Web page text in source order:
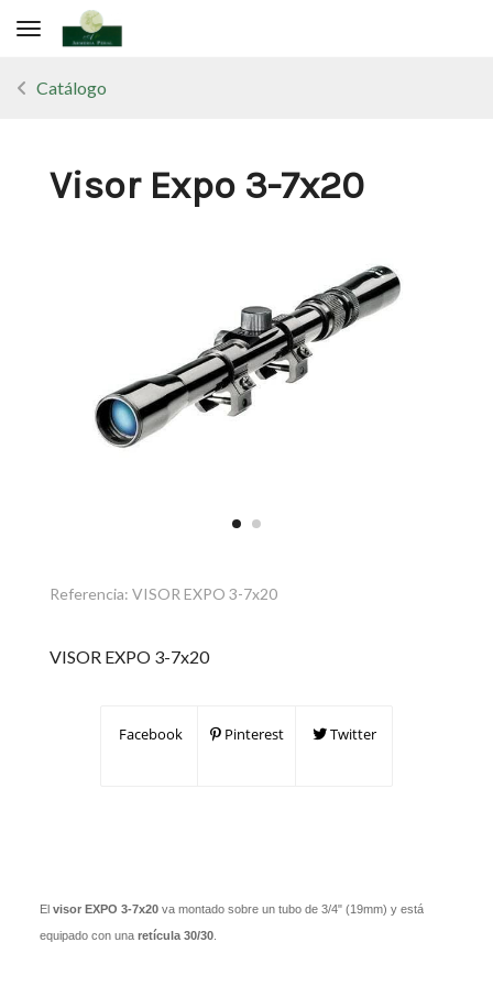
Toggle navigation
Catálogo
Visor Expo 3-7x20
Referencia: VISOR EXPO 3-7x20
VISOR EXPO 3-7x20
Facebook Pinterest Twitter
El visor EXPO 3-7x20va montado sobre un tubo de 3/4" (19mm) y está
equipado con una retícula 30/30.